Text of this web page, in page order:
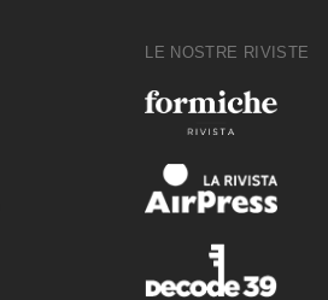
LE NOSTRE RIVISTE